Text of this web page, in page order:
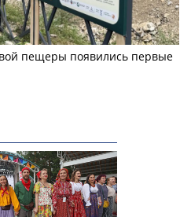
пещеры появились первые